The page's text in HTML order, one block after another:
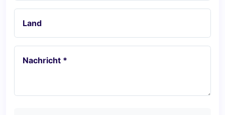
Land
Nachricht *